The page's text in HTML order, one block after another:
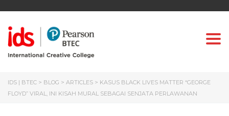
IDS | BTEC > BLOG > ARTICLES > KASUS BLACK LIVES MATTER “GEORGE
FLOYD” VIRAL, INI KISAH MURAL SEBAGAI SENJATA PERLAWANAN